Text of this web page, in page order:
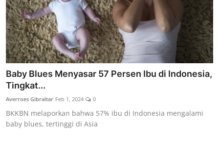
Politik
Redaksi
Olahraga
Nasional
Lainya
Baby Blues Menyasar 57 Persen Ibu di Indonesia,
Tingkat...
Averroes Gibraltar Feb 1, 2024 0
BKKBN melaporkan bahwa 57% ibu di Indonesia mengalami
baby blues, tertinggi di Asia